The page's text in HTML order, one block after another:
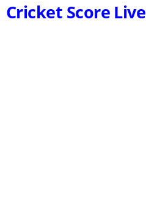
Cricket Score Live